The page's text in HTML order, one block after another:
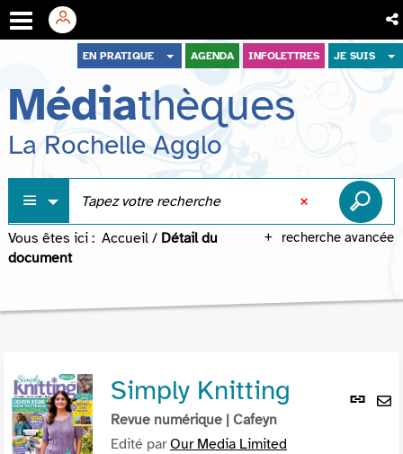
menu
contenu
recherche
EN PRATIQUE AGENDA INFOLETTRES JE SUIS
Médiathèques
La Rochelle Agglo
recherche avancée
Vous êtes ici : Accueil / Détail du
document
Lien
Simply Knitting
Revue numérique | Cafeyn
Edité parOur Media Limited